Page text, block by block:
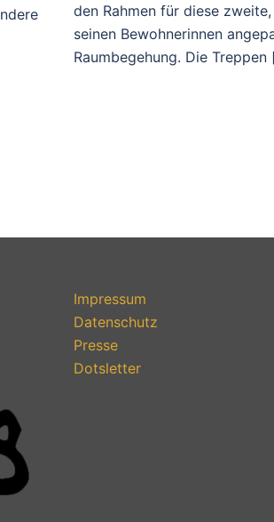
den Rahmen für diese
seinen Bewohnerinnen
Raumbegehung. Die
Impressum
Datenschutz
Presse
Dotsletter